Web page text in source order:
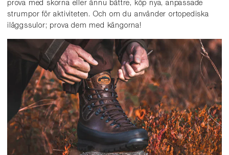
prova med skorna eller ännu bättre, köp nya, anpassade
strumpor för aktiviteten. Och om du använder ortopediska
iläggssulor; prova dem med kängorna!